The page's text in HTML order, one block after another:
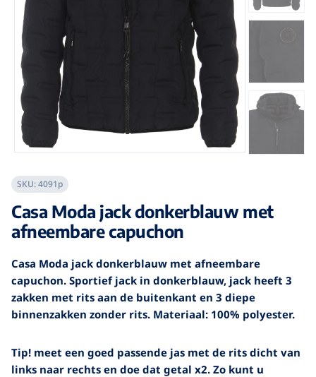
SKU:4091p
Casa Moda jack donkerblauw met
afneembare capuchon
Casa Moda jack donkerblauw met afneembare
capuchon. Sportief jack in donkerblauw, jack heeft 3
zakken met rits aan de buitenkant en 3 diepe
binnenzakken zonder rits. Materiaal: 100% polyester.
Tip! meet een goed passende jas met de rits dicht van
links naar rechts en doe dat getal x2. Zo kunt u